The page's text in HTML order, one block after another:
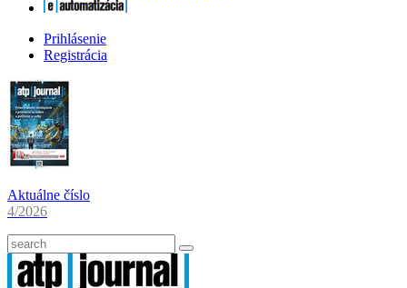
Prihlásenie
Registrácia
Aktuálne číslo
4/2026